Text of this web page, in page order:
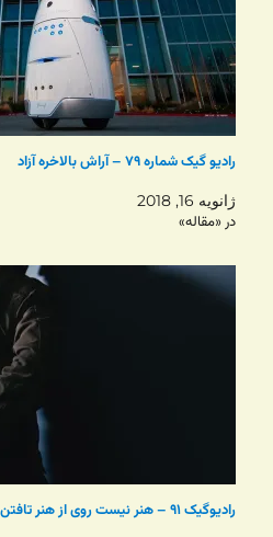
رادیو گیک شماره ۷۹ – آراش بالاخره آزاد
ژانویه 16, 2018
در «مقاله»
رادیوگیک ۹۱ – هنر نيست روی از هنر تافتن